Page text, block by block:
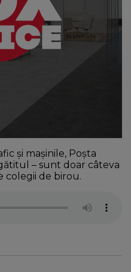
și mașinile, Poșta
– sunt doar câteva
colegii de birou.